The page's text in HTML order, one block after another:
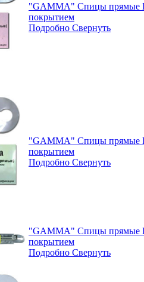
"GAMMA" Спицы прямые
покрытием
Подробно Свернуть
"GAMMA" Спицы прямые
покрытием
Подробно Свернуть
"GAMMA" Спицы прямые
покрытием
Подробно Свернуть